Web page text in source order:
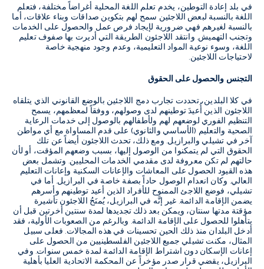
في بلد إعادة التوطين، يخدم تعلم اللغة المحلية أغراضاً مختلفة، فتعلم
اللغة بالنسبة لبعض اللاجئين سمح لهم بتكوين صداقات وبناء علاقات، أما
بالنسبة لغيرهم فهي ضرورية لإيجاد فرص عمل والحصول على الخدمات
وتجنب التهميش. وانتقد اللاجئون الطريقة التي أديرت بها صفوف تعليم
اللغة، وسوء نوعية المواد التعليمية، وعدم وجود منهجية خاصة
لاحتياجات اللاجئين.
التجنس والحصول على الحقوق
في كلا البلدين، تحددت تجارب دمج اللاجئين بالوضع القانوني الذي يتلقاه
اللاجئون الذين أُعيدَ توطينهم لدى وصولهم، ووفقاً لمعظمهم، يسمح
التنظيم الفوري لوضعهم لهم ولأطفالهم بالوصول إلى خدمات الرعاية
الصحية والتعليم (الأساسي والثانوي) على قدم المساواة مع أي مواطن
آخر في تشيلي والبرازيل. ومع ذلك، تحدث اللاجئون أيضاً عن تلك
الحقوق التي لم يتمكنوا من الوصول إليها، بسبب وضعهم المؤقت، أو لأن
حالتهم لم تكن معروفة لدى مقدمي الخدمات المحليين. وتشمل بعض
هذه القيود الحصول على المعاشات والإعانات السكنية وإعانات التعليم
العالي. وكان انعدام الوصول حاداً بصفة خاصة في البرازيل. أما في
تشيلي، فوضع اللاجئ الممنوح للأفراد الذين أعيد توطينهم وأسرهم
يضمن الإقامة الدائمة. غير إنَّه في البرازيل، يُمنَحُ اللاجئون تأشيرة
مؤقتة مدتها سنتان، ويمكن بعد ذلك تجديدها لمدة سنتين أخرتين قبل أن
يتأهلوا للحصول على الإقامة الدائمة. وبالرغم من الصعوبات الأولية، فقد
أدخل البلدان منذ ذلك الحين تحسينات في هذه المجالات. فعلى سبيل
المثال، مكنت تشيلي جميع اللاجئين الفلسطينيين من الحصول على
إعانات الإسكان دون اشتراط الإقامة الدائمة لمدة خمس سنوات. وفي
البرازيل، يقضي قرار صدر مؤخراً عن المحكمة الاتحادية العليا بأهلية